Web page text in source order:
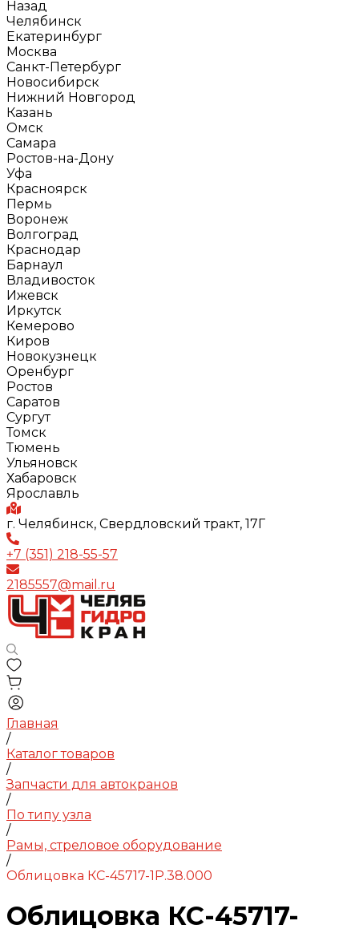
Назад
Челябинск
Екатеринбург
Москва
Санкт-Петербург
Новосибирск
Нижний Новгород
Казань
Омск
Самара
Ростов-на-Дону
Уфа
Красноярск
Пермь
Воронеж
Волгоград
Краснодар
Барнаул
Владивосток
Ижевск
Иркутск
Кемерово
Киров
Новокузнецк
Оренбург
Ростов
Саратов
Сургут
Томск
Тюмень
Ульяновск
Хабаровск
Ярославль
г. Челябинск, Свердловский тракт, 17Г
+7 (351) 218-55-57
2185557@mail.ru
Главная
/
Каталог товаров
/
Запчасти для автокранов
/
По типу узла
/
Рамы, стреловое оборудование
/
Облицовка КС-45717-1Р.38.000
Облицовка КС-45717-